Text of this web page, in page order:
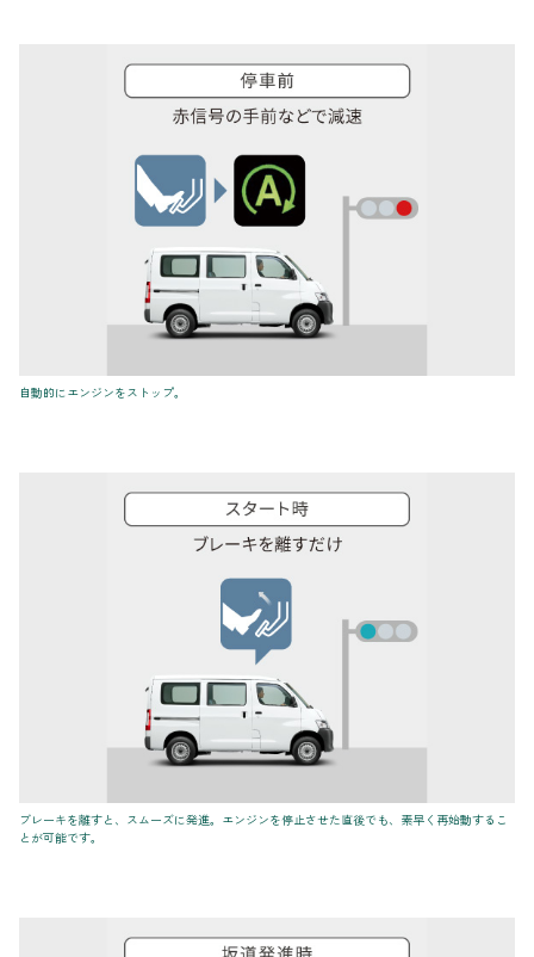
自動的にエンジンをストップ。
ブレーキを離すと、スムーズに発進。エンジンを停止させた直後でも、素早く再始動するこ
とが可能です。